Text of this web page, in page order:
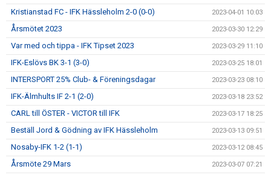
Kristianstad FC - IFK Hässleholm 2-0 (0-0) 2023-04-01 10:03
Årsmötet 2023 2023-03-30 12:29
Var med och tippa - IFK Tipset 2023 2023-03-29 11:10
IFK-Eslövs BK 3-1 (3-0) 2023-03-25 18:01
INTERSPORT 25% Club- & Föreningsdagar 2023-03-23 08:10
IFK-Älmhults IF 2-1 (2-0) 2023-03-18 23:52
CARL till ÖSTER - VICTOR till IFK 2023-03-17 18:25
Beställ Jord & Gödning av IFK Hässleholm 2023-03-13 09:51
Nosaby-IFK 1-2 (1-1) 2023-03-12 08:45
Årsmöte 29 Mars 2023-03-07 07:21